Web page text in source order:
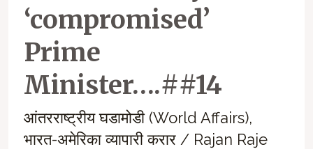
‘compromised’
Prime
Minister….##14
आंतरराष्ट्रीय घडामोडी (World Affairs),
भारत-अमेरिका व्यापारी करार/ Rajan Raje